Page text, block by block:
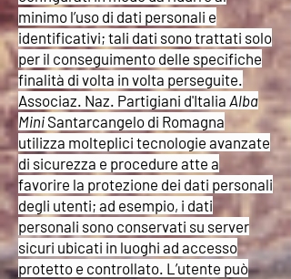
minimo l’uso di dati personali e
identificativi; tali dati sono trattati solo
per il conseguimento delle specifiche
finalità di volta in volta perseguite.
Associaz. Naz. Partigiani d'Italia Alba
Mini Santarcangelo di Romagna
utilizza molteplici tecnologie avanzate
di sicurezza e procedure atte a
favorire la protezione dei dati personali
degli utenti; ad esempio, i dati
personali sono conservati su server
sicuri ubicati in luoghi ad accesso
protetto e controllato. L’utente può